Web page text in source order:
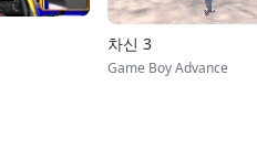
차신 3
Game Boy Advance